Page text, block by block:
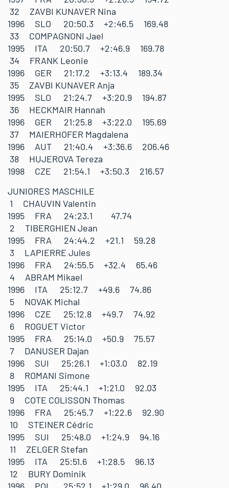
32 ZAVBI KUNAVER Nina
1996 SLO 20:50.3 +2:46.5 169.48
33 COMPAGNONI Jael
1995 ITA 20:50.7 +2:46.9 169.78
34 FRANK Leonie
1996 GER 21:17.2 +3:13.4 189.34
35 ZAVBI KUNAVER Anja
1995 SLO 21:24.7 +3:20.9 194.87
36 HECKMAIR Hannah
1996 GER 21:25.8 +3:22.0 195.69
37 MAIERHOFER Magdalena
1996 AUT 21:40.4 +3:36.6 206.46
38 HUJEROVA Tereza
1998 CZE 21:54.1 +3:50.3 216.57
JUNIORES MASCHILE
1 CHAUVIN Valentin
1995 FRA 24:23.1 47.74
2 TIBERGHIEN Jean
1995 FRA 24:44.2 +21.1 59.28
3 LAPIERRE Jules
1996 FRA 24:55.5 +32.4 65.46
4 ABRAM Mikael
1996 ITA 25:12.7 +49.6 74.86
5 NOVAK Michal
1996 CZE 25:12.8 +49.7 74.92
6 ROGUET Victor
1995 FRA 25:14.0 +50.9 75.57
7 DANUSER Dajan
1996 SUI 25:26.1 +1:03.0 82.19
8 ROMANI Simone
1995 ITA 25:44.1 +1:21.0 92.03
9 COTE COLISSON Thomas
1996 FRA 25:45.7 +1:22.6 92.90
10 STEINER Cédric
1995 SUI 25:48.0 +1:24.9 94.16
11 ZELGER Stefan
1995 ITA 25:51.6 +1:28.5 96.13
12 BURY Dominik